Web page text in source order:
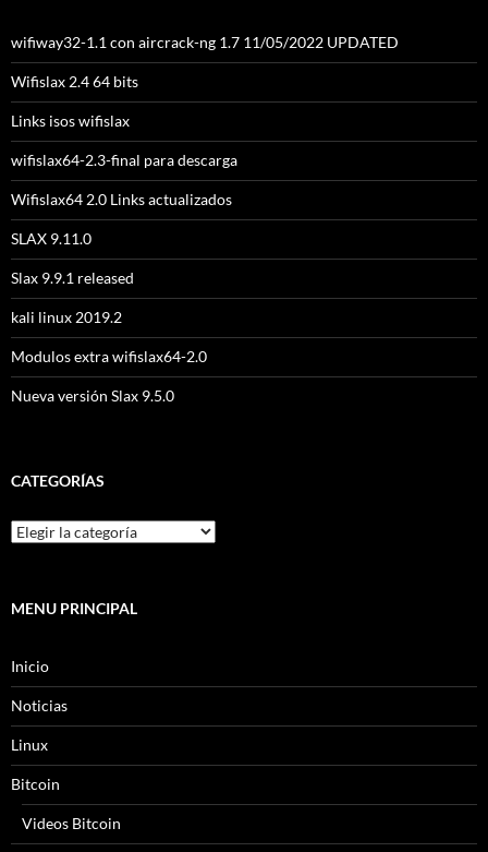
wifiway32-1.1 con aircrack-ng 1.7 11/05/2022 UPDATED
Wifislax 2.4 64 bits
Links isos wifislax
wifislax64-2.3-final para descarga
Wifislax64 2.0 Links actualizados
SLAX 9.11.0
Slax 9.9.1 released
kali linux 2019.2
Modulos extra wifislax64-2.0
Nueva versión Slax 9.5.0
CATEGORÍAS
MENU PRINCIPAL
Inicio
Noticias
Linux
Bitcoin
Videos Bitcoin